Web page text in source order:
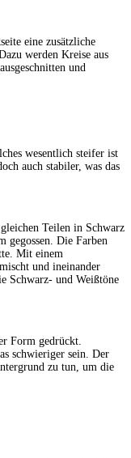
eine zusätzliche
werden Kreise aus
und
wesentlich steifer ist
auch stabiler, was das
Teilen in Schwarz
gegossen. Die Farben
Mit einem
und ineinander
Schwarz- und Weißtöne
Form gedrückt.
schwieriger sein. Der
zu tun, um die